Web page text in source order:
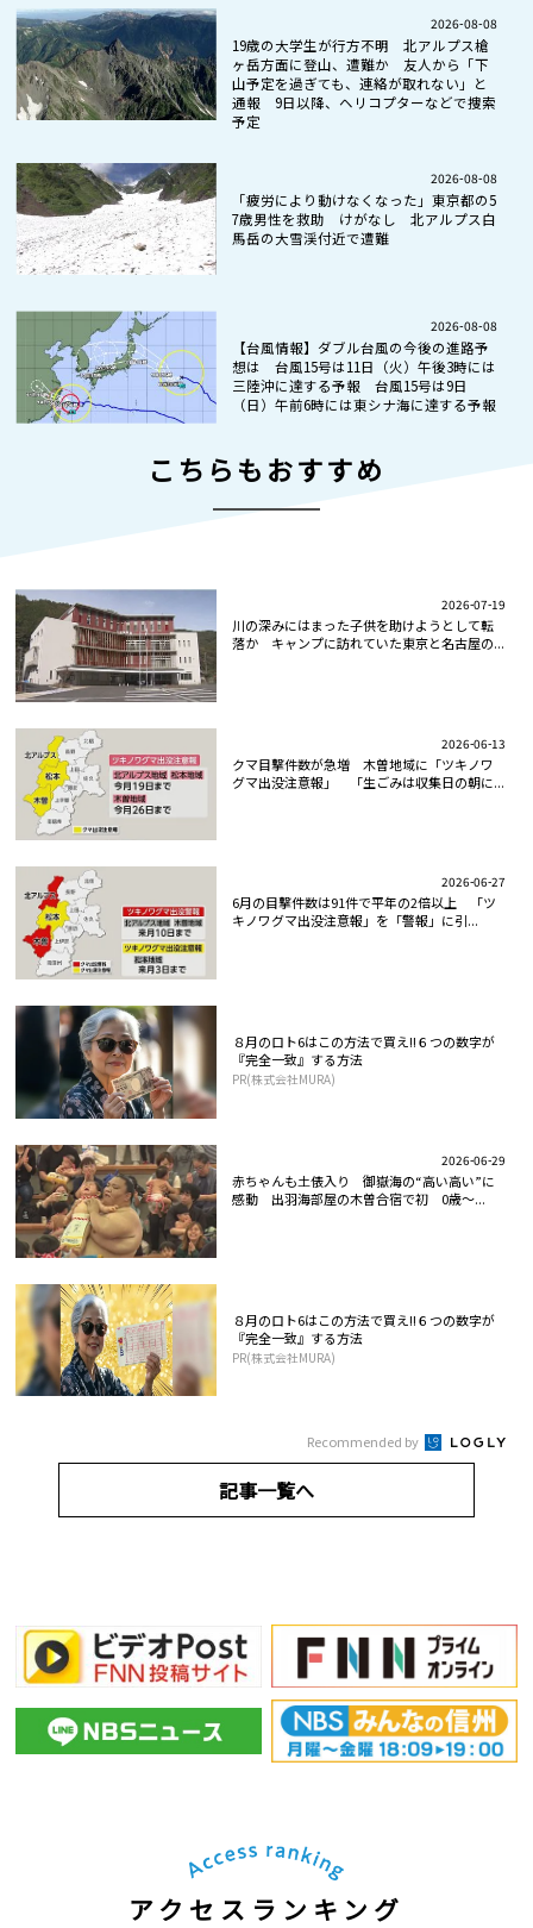
2026-08-08
19歳の大学生が行方不明 北アルプス槍
ヶ岳方面に登山、遭難か 友人から「下
山予定を過ぎても、連絡が取れない」と
通報 9日以降、ヘリコプターなどで捜索
予定
2026-08-08
「疲労により動けなくなった」東京都の5
7歳男性を救助 けがなし 北アルプス白
馬岳の大雪渓付近で遭難
2026-08-08
【台風情報】ダブル台風の今後の進路予
想は 台風15号は11日（火）午後3時には
三陸沖に達する予報 台風15号は9日
（日）午前6時には東シナ海に達する予報
こちらもおすすめ
2026-07-19
川の深みにはまった子供を助けようとして転
落か キャンプに訪れていた東京と名古屋の...
2026-06-13
クマ目撃件数が急増 木曽地域に「ツキノワ
グマ出没注意報」 「生ごみは収集日の朝に...
2026-06-27
6月の目撃件数は91件で平年の2倍以上 「ツ
キノワグマ出没注意報」を「警報」に引...
８月のロト6はこの方法で買え!!６つの数字が
『完全一致』する方法
PR(株式会社MURA)
2026-06-29
赤ちゃんも土俵入り 御嶽海の“高い高い”に
感動 出羽海部屋の木曽合宿で初 0歳～...
８月のロト6はこの方法で買え!!６つの数字が
『完全一致』する方法
PR(株式会社MURA)
Recommended by
記事一覧へ
アクセスランキング